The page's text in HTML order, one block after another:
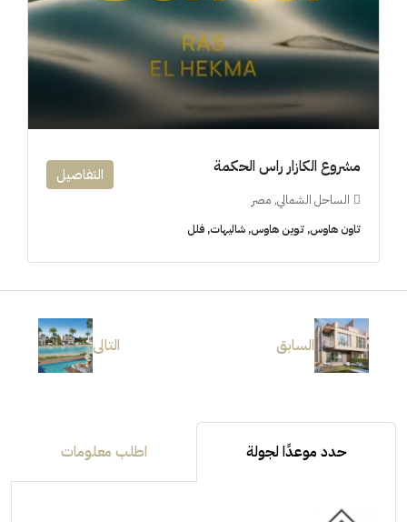
مشروع الكازار راس الحكمة
الساحل الشمالي, مصر
تاون هاوس, توين هاوس, شاليهات, فلل
التفاصيل
السابق التالى
حدد موعدًا لجولة اطلب معلومات